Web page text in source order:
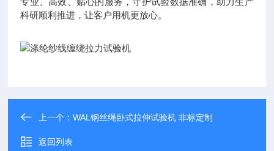
科研顺利推进，让客户用机更放心。
上一个：WAL钢丝绳卧式拉伸试验机 非标定制
返回列表